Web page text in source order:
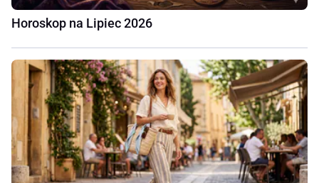
Horoskop na Lipiec 2026